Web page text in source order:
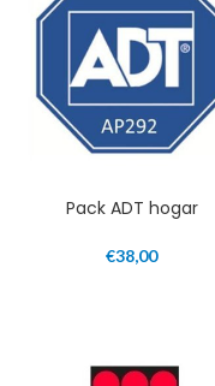
Pack ADT hogar
€38,00